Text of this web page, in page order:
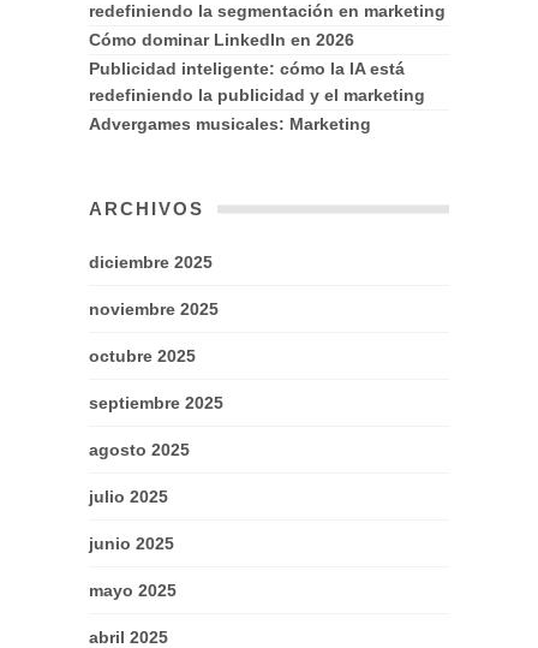
redefiniendo la segmentación en marketing
Cómo dominar LinkedIn en 2026
Publicidad inteligente: cómo la IA está
redefiniendo la publicidad y el marketing
Advergames musicales: Marketing
ARCHIVOS
diciembre 2025
noviembre 2025
octubre 2025
septiembre 2025
agosto 2025
julio 2025
junio 2025
mayo 2025
abril 2025